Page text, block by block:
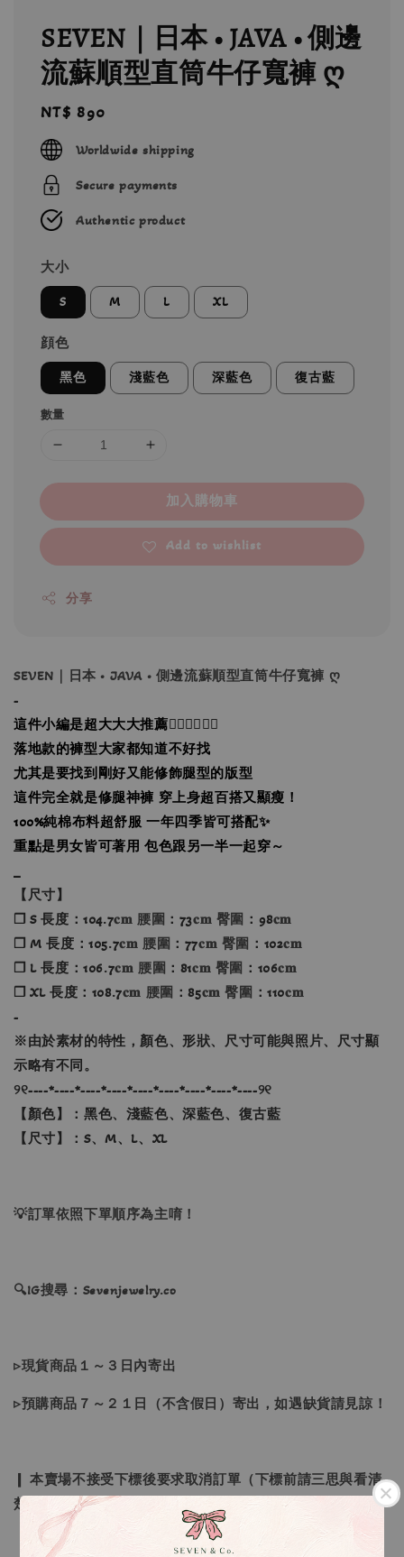
SEVEN｜日本 • JAVA • 側邊
流蘇順型直筒牛仔寬褲 ღ
Regular
price
NT$ 890
Worldwide shipping
Secure payments
Authentic product
大小
S M L XL
顔色
黑色 淺藍色 深藍色 復古藍
數量
加入購物車
Add to wishlist
分享
SEVEN｜日本 • JAVA • 側邊流蘇順型直筒牛仔寬褲 ღ
-
這件小編是超大大大推薦👍🏻👍🏻👍🏻
落地款的褲型大家都知道不好找
尤其是要找到剛好又能修飾腿型的版型
這件完全就是修腿神褲 穿上身超百搭又顯瘦！
100%純棉布料超舒服 一年四季皆可搭配✨
重點是男女皆可著用 包色跟另一半一起穿～
【尺寸】
❐ S 長度：104.7𝐜𝐦 腰圍 ：73𝐜𝐦 臀圍 ：98𝐜𝐦
❐ M 長度：105.7𝐜𝐦 腰圍 ：77𝐜𝐦 臀圍 ：102𝐜𝐦
❐ L 長度：106.7𝐜𝐦 腰圍 ：81𝐜𝐦 臀圍 ：106𝐜𝐦
❐ XL 長度：108.7𝐜𝐦 腰圍 ：85𝐜𝐦 臀圍 ：110𝐜𝐦
-
※由於素材的特性，顏色、形狀、尺寸可能與照片、尺寸顯
示略有不同。
୨୧----*----*----*----*----*----*----*----*----୨୧
【顏色】：黑色、淺藍色、深藍色、復古藍
【尺寸】：S、M、L、XL
💡訂單依照下單順序為主唷！
🔍IG搜尋：Sevenjewelry.co
▹現貨商品１～３日內寄出
▹預購商品７～２１日（不含假日）寄出，如遇缺貨請見諒！
❙ 本賣場不接受下標後要求取消訂單（下標前請三思與看清
楚）❙